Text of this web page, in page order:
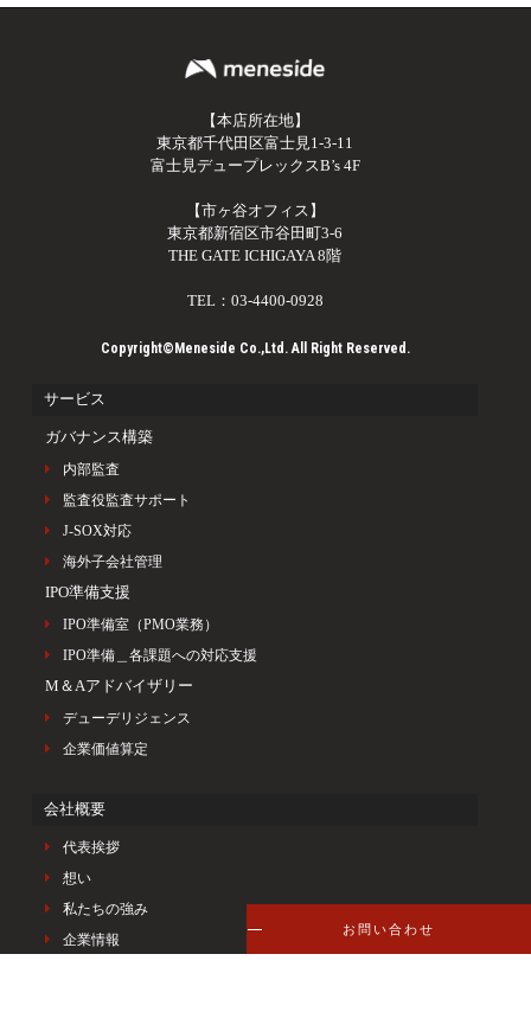
お問い合わせ
【本店所在地】
東京都千代田区富士見1-3-11
富士見デュープレックスB’s 4F
【市ヶ谷オフィス】
東京都新宿区市谷田町3-6
THE GATE ICHIGAYA 8階
TEL：03-4400-0928
Copyright©Meneside Co.,Ltd. All Right Reserved.
サービス
ガバナンス構築
内部監査
監査役監査サポート
J-SOX対応
海外子会社管理
IPO準備支援
IPO準備室（PMO業務）
IPO準備＿各課題への対応支援
M＆Aアドバイザリー
デューデリジェンス
企業価値算定
会社概要
代表挨拶
想い
私たちの強み
企業情報